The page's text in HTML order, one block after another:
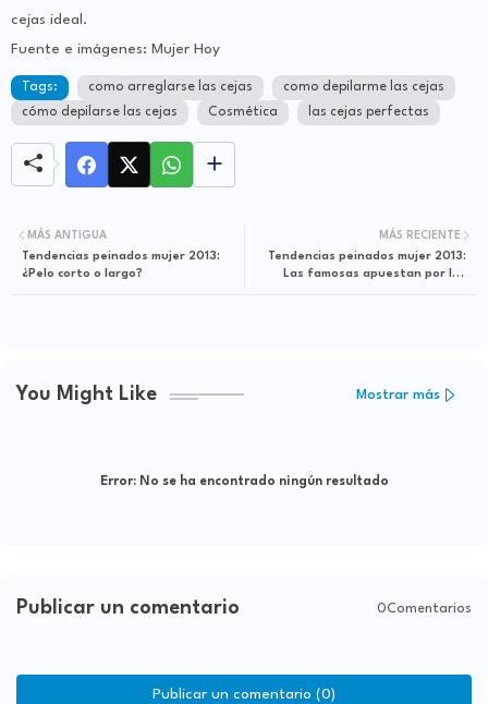
cejas ideal.
Fuente e imágenes: Mujer Hoy
Tags: como arreglarse las cejas
como depilarme las cejas
cómo depilarse las cejas
Cosmética las cejas perfectas
MÁS RECIENTE
Tendencias peinados mujer 2013:
Las famosas apuestan por los
MÁS ANTIGUA
Tendencias peinados mujer 2013:
¿Pelo corto o largo?
You Might Like Mostrar más
Error:No se ha encontrado ningún resultado
Publicar un comentario 0Comentarios
Publicar un comentario (0)